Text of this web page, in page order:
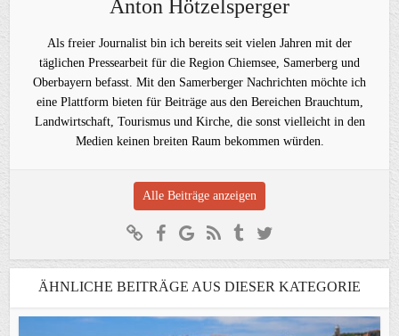
Anton Hötzelsperger
Als freier Journalist bin ich bereits seit vielen Jahren mit der
täglichen Pressearbeit für die Region Chiemsee, Samerberg und
Oberbayern befasst. Mit den Samerberger Nachrichten möchte ich
eine Plattform bieten für Beiträge aus den Bereichen Brauchtum,
Landwirtschaft, Tourismus und Kirche, die sonst vielleicht in den
Medien keinen breiten Raum bekommen würden.
Alle Beiträge anzeigen
ÄHNLICHE BEITRÄGE AUS DIESER KATEGORIE